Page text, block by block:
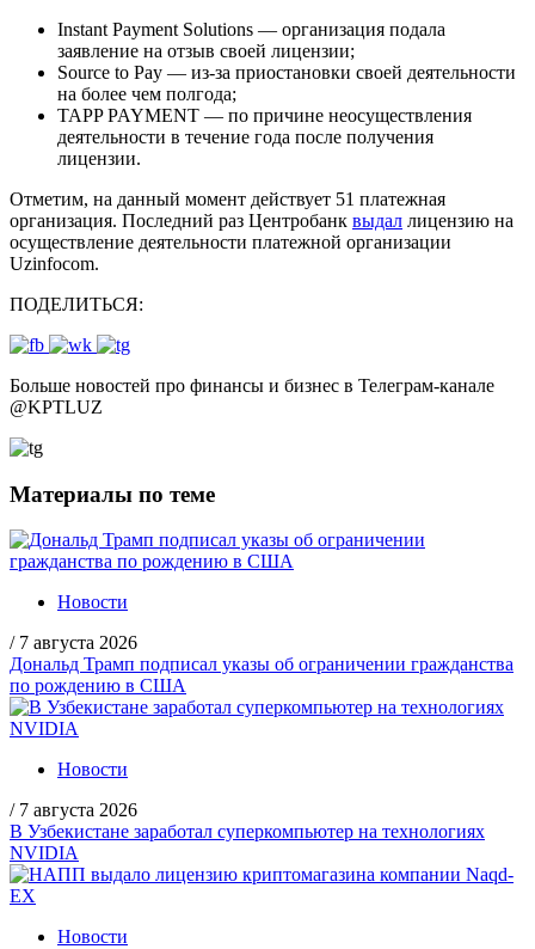
Instant Payment Solutions — организация подала
заявление на отзыв своей лицензии;
Source to Pay — из-за приостановки своей деятельности
на более чем полгода;
TAPP PAYMENT — по причине неосуществления
деятельности в течение года после получения
лицензии.
Отметим, на данный момент действует 51 платежная
организация. Последний раз Центробанк выдал лицензию на
осуществление деятельности платежной организации
Uzinfocom.
ПОДЕЛИТЬСЯ:
Больше новостей про финансы и бизнес в Телеграм-канале
@KPTLUZ
Материалы по теме
Новости
/ 7 августа 2026
Дональд Трамп подписал указы об ограничении гражданства
по рождению в США
Новости
/ 7 августа 2026
В Узбекистане заработал суперкомпьютер на технологиях
NVIDIA
Новости